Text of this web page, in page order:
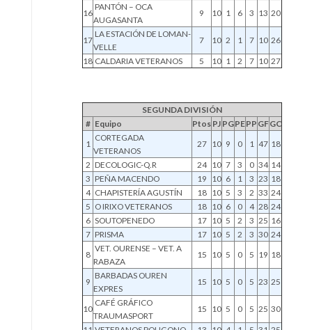
16
PANTÓN – OCA
AUGASANTA
9 10 1 6 3 13 20
17
LA ESTACIÓN DE LOMAN-
VELLE
7 10 2 1 7 10 26
18 CALDARIA VETERANOS 5 10 1 2 7 10 27
SEGUNDA DIVISIÓN
# Equipo Ptos PJ PGPEPP GFGC
1
CORTEGADA
VETERANOS
27 10 9 0 1 47 18
2 DECOLOGIC-Q.R 24 10 7 3 0 34 14
3 PEÑA MACENDO 19 10 6 1 3 23 18
4 CHAPISTERÍA AGUSTÍN 18 10 5 3 2 33 24
5 O IRIXO VETERANOS 18 10 6 0 4 28 24
6 SOUTOPENEDO 17 10 5 2 3 25 16
7 PRISMA 17 10 5 2 3 30 24
8
VET. OURENSE – VET. A
RABAZA
15 10 5 0 5 19 18
9
BARBADAS OUREN
EXPRES
15 10 5 0 5 23 25
10
CAFÉ GRÁFICO
TRAUMASPORT
15 10 5 0 5 25 30